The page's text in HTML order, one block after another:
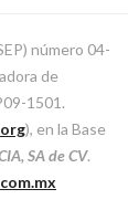
número 04-
de
1501.
), en la Base
SA de CV.